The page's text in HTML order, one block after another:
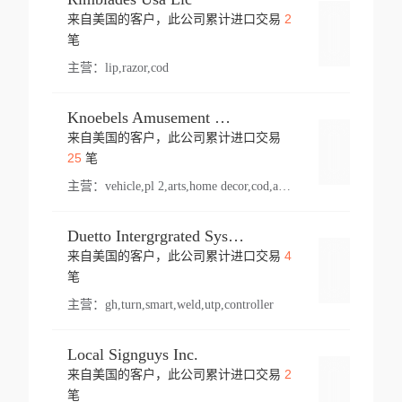
来自美国的客户，此公司累计进口交易 2
笔
主营： lip,razor,cod
Knoebels Amusement Resort
来自美国的客户，此公司累计进口交易
25笔
主营： vehicle,pl 2,arts,home decor,cod,amusement ride,sea
Duetto Intergrgrated Systems Inc.
来自美国的客户，此公司累计进口交易 4
笔
主营： gh,turn,smart,weld,utp,controller
Local Signguys Inc.
来自美国的客户，此公司累计进口交易 2
笔